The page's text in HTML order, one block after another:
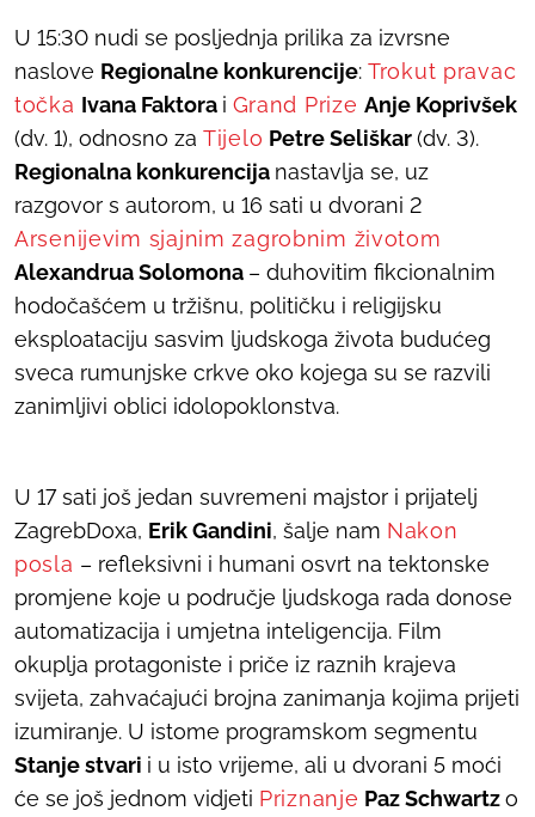
U 15:30 nudi se posljednja prilika za izvrsne
naslove Regionalne konkurencije: Trokut pravac
točka Ivana Faktora i Grand Prize Anje Koprivšek
(dv. 1), odnosno za Tijelo Petre Seliškar(dv. 3).
Regionalna konkurencija nastavlja se, uz
razgovor s autorom, u 16 sati u dvorani 2
Arsenijevim sjajnim zagrobnim životom
Alexandrua Solomona – duhovitim fikcionalnim
hodočašćem u tržišnu, političku i religijsku
eksploataciju sasvim ljudskoga života budućeg
sveca rumunjske crkve oko kojega su se razvili
zanimljivi oblici idolopoklonstva.
U 17 sati još jedan suvremeni majstor i prijatelj
ZagrebDoxa, Erik Gandini, šalje nam Nakon
posla – refleksivni i humani osvrt na tektonske
promjene koje u područje ljudskoga rada donose
automatizacija i umjetna inteligencija. Film
okuplja protagoniste i priče iz raznih krajeva
svijeta, zahvaćajući brojna zanimanja kojima prijeti
izumiranje. U istome programskom segmentu
Stanje stvari i u isto vrijeme, ali u dvorani 5 moći
će se još jednom vidjeti Priznanje Paz Schwartzo